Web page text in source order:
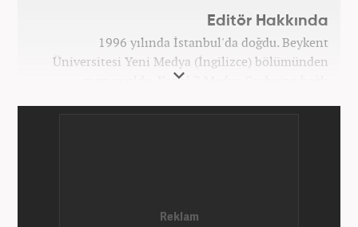
Editör Hakkında
1996 yılında İstanbul'da doğdu. Beykent
Üniversitesi Yeni Medya (İngilizce) bölümünden
mezun oldu. Kanal 7 Medya Grubu'na bağlı